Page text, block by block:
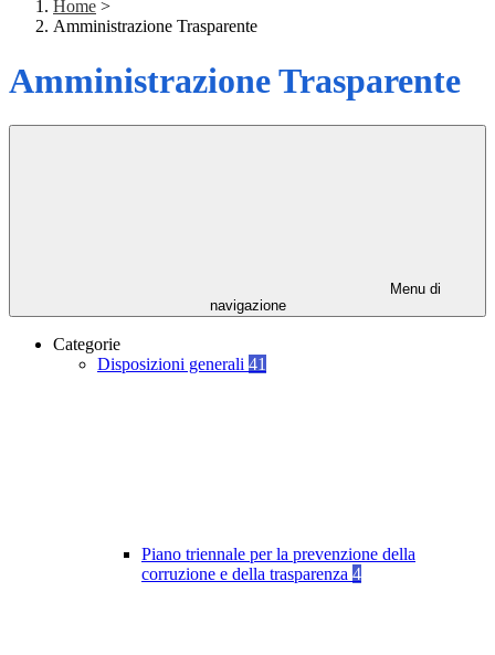
Home >
Amministrazione Trasparente
Amministrazione Trasparente
Menu di
navigazione
Categorie
Disposizioni generali 41
Piano triennale per la prevenzione della
corruzione e della trasparenza 4